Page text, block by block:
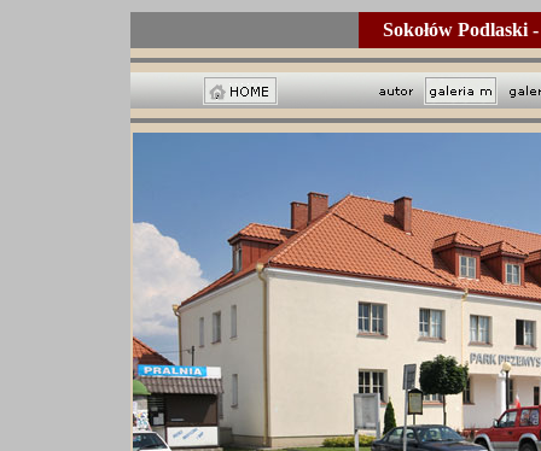
Sokołów Podlaski